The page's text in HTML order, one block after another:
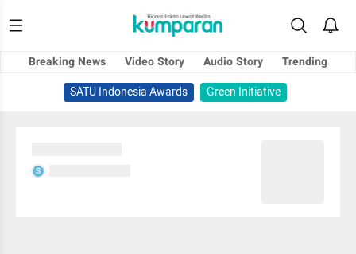
Breaking News Video Story Audio Story
Trending
SATU Indonesia Awards
Green Initiative
S